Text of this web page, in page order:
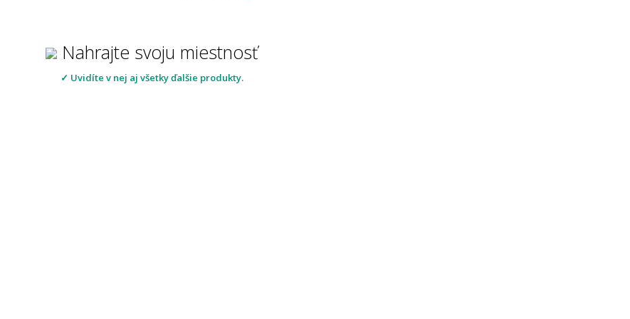
Nahrajte svoju miestnosť
✓ Uvidíte v nej aj všetky ďalšie produkty.